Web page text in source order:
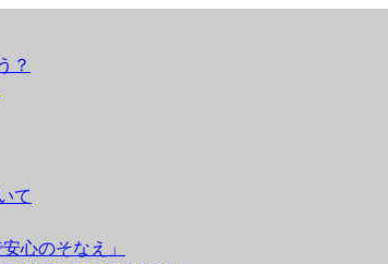
？
て
心のそなえ」